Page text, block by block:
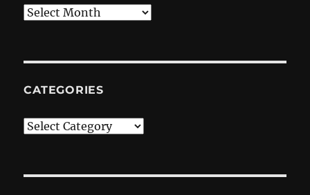
Archives
CATEGORIES
Categories